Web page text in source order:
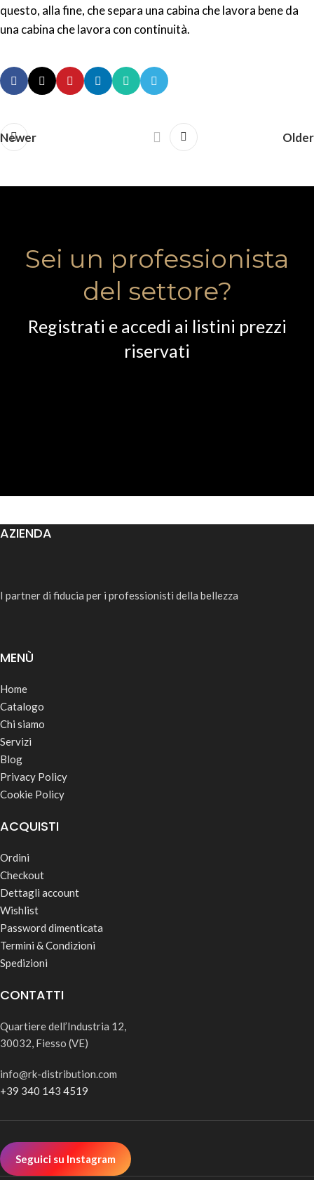
questo, alla fine, che separa una cabina che lavora bene da
una cabina che lavora con continuità.
Newer Older
Sei un professionista
del settore?
Registrati e accedi ai listini prezzi
riservati
AZIENDA
I partner di fiducia per i professionisti della bellezza
MENÙ
Home
Catalogo
Chi siamo
Servizi
Blog
Privacy Policy
Cookie Policy
ACQUISTI
Ordini
Checkout
Dettagli account
Wishlist
Password dimenticata
Termini & Condizioni
Spedizioni
CONTATTI
Quartiere dell’Industria 12,
30032, Fiesso (VE)
info@rk-distribution.com
+39 340 143 4519
Seguici su Instagram